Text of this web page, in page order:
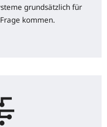
grundsätzlich für
kommen.